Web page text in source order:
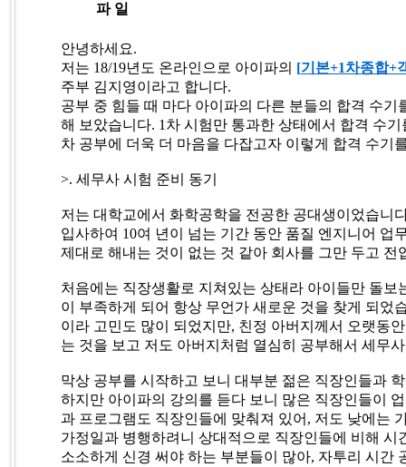
파 일
안녕하세요.
저는 18/19년도 온라인으로 아이파의 [기본+1차종합+
주부 김지영이라고 합니다.
공부 중 힘들 때 마다 아이파의 다른 분들의 합격 수
해 보았습니다. 1 차 시험만 통과한 상태에서 합격 수
차 공부에 더욱 더 마음을 다잡고자 이렇게 합격 수기
>. 세무사 시험 준비 동기
저는 대학교에서 화학공학을 전공한 공대생이었습니
입사하여 10여 년이 넘는 기간 동안 품질 엔지니어 업
제대로 해내는 것이 없는 것 같아 회사를 그만 두고 전
처음에는 직장생활로 지쳐있는 상태라 아이들만 돌보
이 부족하게 되어 항상 무언가 새로운 것을 찾게 되었
이라 고민도 많이 되었지만, 친정 아버지께서 오랫동
는 것을 보고 저도 아버지처럼 열심히 공부해서 세무
막상 공부를 시작하고 보니 대부분 젊은 직장인들과
하지만 아이파의 강의를 듣다 보니 많은 직장인들이
과 프로그램도 직장인들에 맞춰져 있어 , 저도 낮에는
가정일과 병행하려니 상대적으로 직장인들에 비해 시
소소하게 신경 써야 하는 부분들이 많아, 자투리 시간